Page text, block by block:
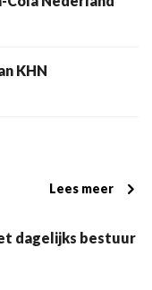
KHN
Lees meer
dagelijks bestuur